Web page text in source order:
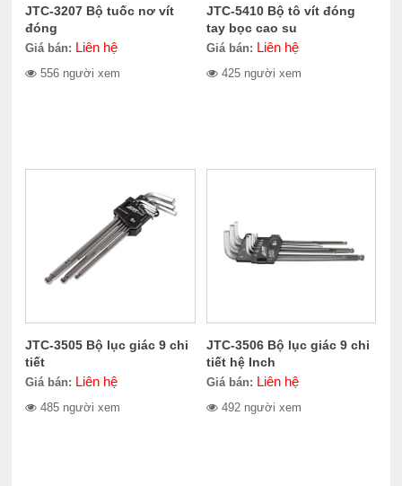
JTC-3207 Bộ tuốc nơ vít
đóng
Giá bán: Liên hệ
556 người xem
JTC-5410 Bộ tô vít đóng
tay bọc cao su
Giá bán: Liên hệ
425 người xem
JTC-3505 Bộ lục giác 9 chi
tiết
Giá bán: Liên hệ
485 người xem
JTC-3506 Bộ lục giác 9 chi
tiết hệ Inch
Giá bán: Liên hệ
492 người xem